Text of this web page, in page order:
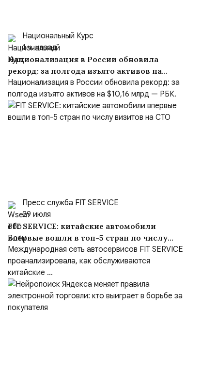
Национальный Курс
1 ч. назад
Национализация в России обновила
рекорд: за полгода изъято активов на
$10,16 млрд
Национализация в России обновила рекорд: за
полгода изъято активов на $10,16 млрд — РБК.
Пресс служба FIT SERVICE
29 июля
FIT SERVICE: китайские автомобили
впервые вошли в топ-5 стран по числу
визитов на СТО
Международная сеть автосервисов FIT SERVICE
проанализировала, как обслуживаются
китайские ...